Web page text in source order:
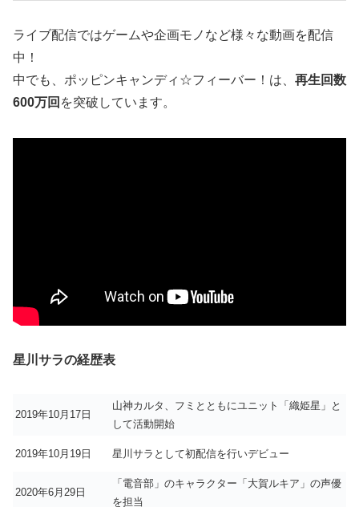
ライブ配信ではゲームや企画モノなど様々な動画を配信
中！
中でも、ポッピンキャンディ☆フィーバー！は、 再生回数
600万回 を突破しています。
星川サラの経歴表
2019年10月17日
山神カルタ、フミとともにユニット「織姫星」と
して活動開始
2019年10月19日 星川サラとして初配信を行いデビュー
2020年6月29日
「電音部」のキャラクター「大賀ルキア」の声優
を担当